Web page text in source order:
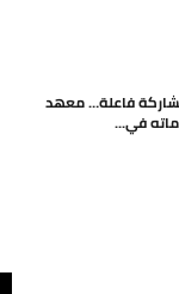
نوعياً و(80) مشاركة فاعلة… معهد
في...